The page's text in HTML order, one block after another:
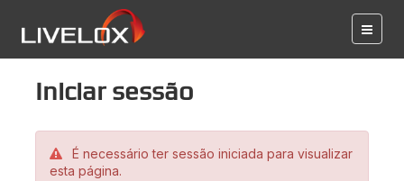
Iniciar sessão
É necessário ter sessão iniciada para visualizar
esta página.